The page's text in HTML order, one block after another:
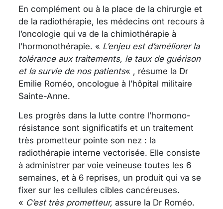
En complément ou à la place de la chirurgie et
de la radiothérapie, les médecins ont recours à
l’oncologie qui va de la chimiothérapie à
l’hormonothérapie. « L’enjeu est d’améliorer la
tolérance aux traitements, le taux de guérison
et la survie de nos patients« , résume la Dr
Emilie Roméo, oncologue à l’hôpital militaire
Sainte-Anne.
Les progrès dans la lutte contre l’hormono-
résistance sont significatifs et un traitement
très prometteur pointe son nez : la
radiothérapie interne vectorisée. Elle consiste
à administrer par voie veineuse toutes les 6
semaines, et à 6 reprises, un produit qui va se
fixer sur les cellules cibles cancéreuses.
« C’est très prometteur, assure la Dr Roméo.